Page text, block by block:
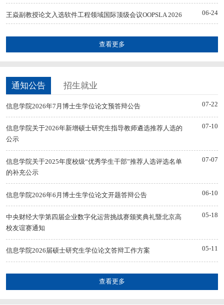
王焱副教授论文入选软件工程领域国际顶级会议OOPSLA 2026 06-24
查看更多
通知公告 招生就业
信息学院2026年7月博士生学位论文预答辩公告 07-22
信息学院关于2026年新增硕士研究生指导教师遴选推荐人选的
公示
07-10
信息学院关于2025年度校级“优秀学生干部”推荐人选评选名单
的补充公示
07-07
信息学院2026年6月博士生学位论文开题答辩公告 06-10
中央财经大学第四届企业数字化运营挑战赛颁奖典礼暨北京高
校友谊赛通知
05-18
信息学院2026届硕士研究生学位论文答辩工作方案 05-11
查看更多